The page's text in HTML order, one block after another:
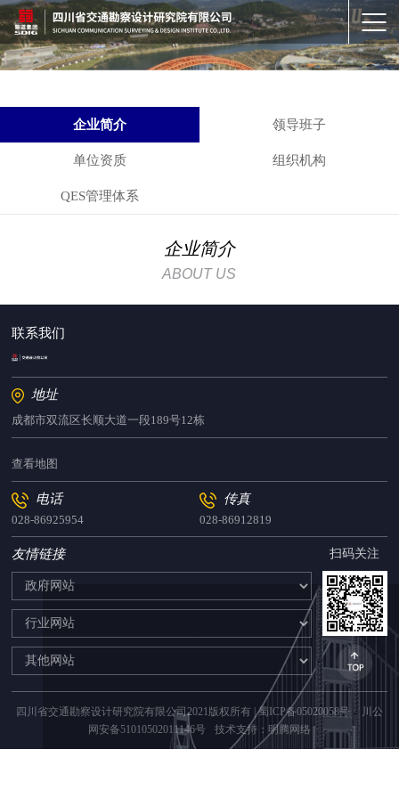
企业简介 领导班子
单位资质 组织机构
QES管理体系
企业简介
ABOUT US
联系我们
地址
成都市双流区长顺大道一段189号12栋
查看地图
电话
028-86925954
传真
028-86912819
友情链接 扫码关注
四川省交通勘察设计研究院有限公司2021版权所有 |蜀ICP备05020058号
川公
网安备51010502011146号
技术支持：明腾网络